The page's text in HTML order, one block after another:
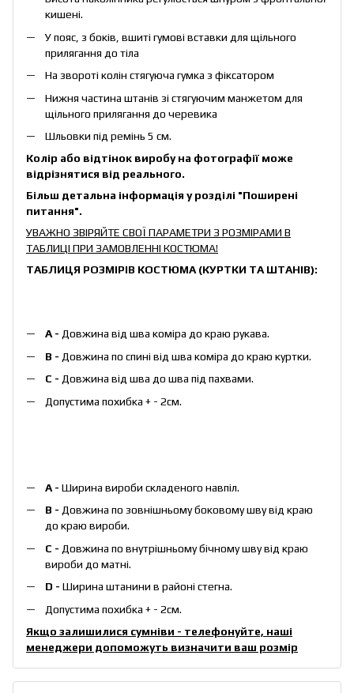
кишені.
У пояс, з боків, вшиті гумові вставки для щільного
прилягання до тіла
На звороті колін стягуюча гумка з фіксатором
Нижня частина штанів зі стягуючим манжетом для
щільного прилягання до черевика
Шльовки під ремінь 5 см.
Колір або відтінок виробу на фотографії може
відрізнятися від реального.
Більш детальна інформація у розділі "Поширені
питання".
УВАЖНО ЗВІРЯЙТЕ СВОЇ ПАРАМЕТРИ З РОЗМІРАМИ В
ТАБЛИЦІ ПРИ ЗАМОВЛЕННІ КОСТЮМА!
ТАБЛИЦЯ РОЗМІРІВ КОСТЮМА (КУРТКИ ТА ШТАНІВ):
А - Довжина від шва коміра до краю рукава.
B - Довжина по спині від шва коміра до краю куртки.
C - Довжина від шва до шва під пахвами.
Допустима похибка + - 2см.
А - Ширина вироби складеного навпіл.
B - Довжина по зовнішньому боковому шву від краю
до краю вироби.
С - Довжина по внутрішньому бічному шву від краю
вироби до матні.
D - Ширина штанини в районі стегна.
Допустима похибка + - 2см.
Якщо залишилися сумніви - телефонуйте, наші
менеджери допоможуть визначити ваш розмір